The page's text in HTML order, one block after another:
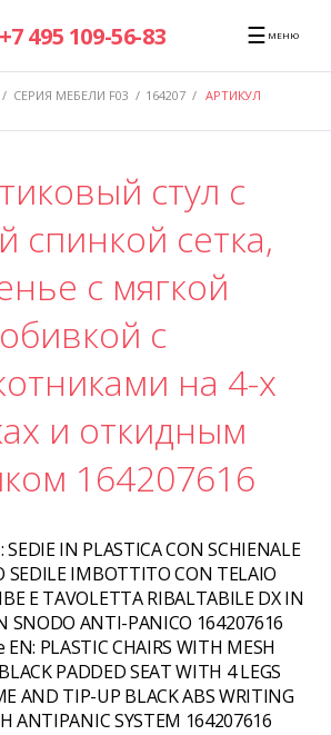
+7 495 109-56-83 ☰ МЕНЮ
/ СЕРИЯ МЕБЕЛИ F03 / 164207 / АРТИКУЛ
стул с
спинкой сетка,
с мягкой
обивкой с
на 4-х
и откидным
164207616
SEDIE IN PLASTICA CON SCHIENALE
SEDILE IMBOTTITO CON TELAIO
E TAVOLETTA RIBALTABILE DX IN
SNODO ANTI-PANICO 164207616
EN: PLASTIC CHAIRS WITH MESH
PADDED SEAT WITH 4 LEGS
AND TIP-UP BLACK ABS WRITING
ANTIPANIC SYSTEM 164207616